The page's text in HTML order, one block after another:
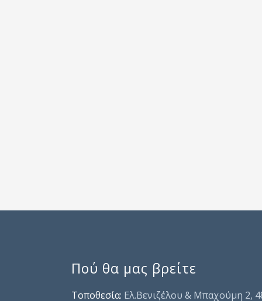
Πού θα μας βρείτε
Τοποθεσία: Ελ.Βενιζέλου & Μπαχούμη 2,